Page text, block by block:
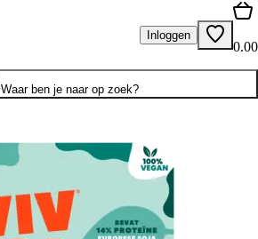
Inloggen
0.00
Waar ben je naar op zoek?